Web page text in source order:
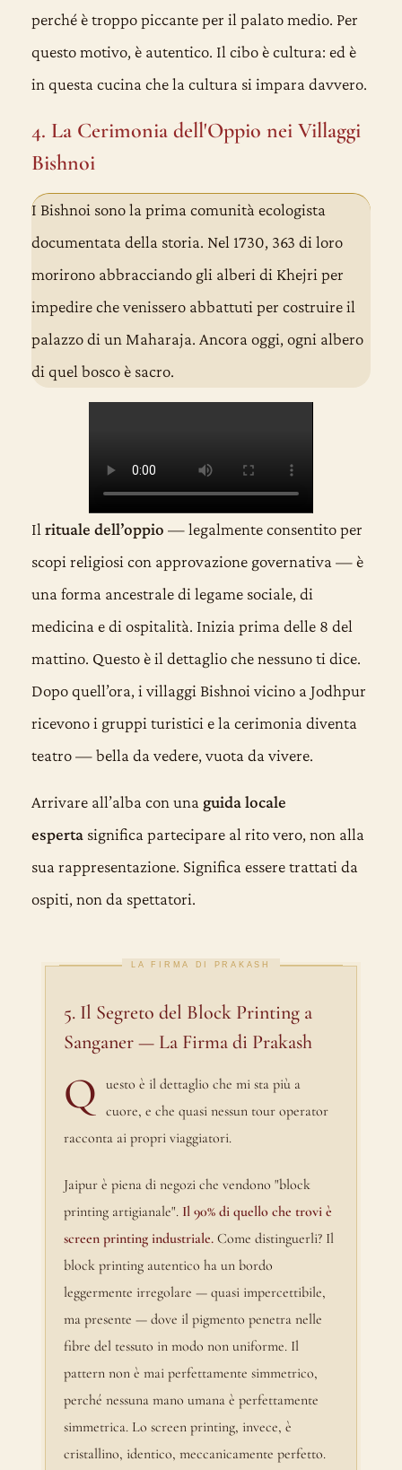
perché è troppo piccante per il palato medio. Per
questo motivo, è autentico. Il cibo è cultura: ed è
in questa cucina che la cultura si impara davvero.
4. La Cerimonia dell'Oppio nei Villaggi
Bishnoi
I Bishnoi sono la prima comunità ecologista
documentata della storia. Nel 1730, 363 di loro
morirono abbracciando gli alberi di Khejri per
impedire che venissero abbattuti per costruire il
palazzo di un Maharaja. Ancora oggi, ogni albero
di quel bosco è sacro.
Ilrituale dell’oppio — legalmente consentito per
scopi religiosi con approvazione governativa — è
una forma ancestrale di legame sociale, di
medicina e di ospitalità. Inizia prima delle 8 del
mattino. Questo è il dettaglio che nessuno ti dice.
Dopo quell’ora, i villaggi Bishnoi vicino a Jodhpur
ricevono i gruppi turistici e la cerimonia diventa
teatro — bella da vedere, vuota da vivere.
Arrivare all’alba con una guida locale
esperta significa partecipare al rito vero, non alla
sua rappresentazione. Significa essere trattati da
ospiti, non da spettatori.
LA FIRMA DI PRAKASH
5. Il Segreto del Block Printing a
Sanganer — La Firma di Prakash
Q uesto è il dettaglio che mi sta più a
cuore, e che quasi nessun tour operator
racconta ai propri viaggiatori.
Jaipur è piena di negozi che vendono "block
printing artigianale". Il 90% di quello che trovi è
screen printing industriale. Come distinguerli? Il
block printing autentico ha un bordo
leggermente irregolare — quasi impercettibile,
ma presente — dove il pigmento penetra nelle
fibre del tessuto in modo non uniforme. Il
pattern non è mai perfettamente simmetrico,
perché nessuna mano umana è perfettamente
simmetrica. Lo screen printing, invece, è
cristallino, identico, meccanicamente perfetto.